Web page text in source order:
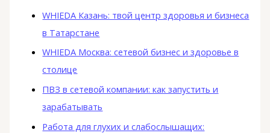
WHIEDA Казань: твой центр здоровья и бизнеса
в Татарстане
WHIEDA Москва: сетевой бизнес и здоровье в
столице
ПВЗ в сетевой компании: как запустить и
зарабатывать
Работа для глухих и слабослышащих: